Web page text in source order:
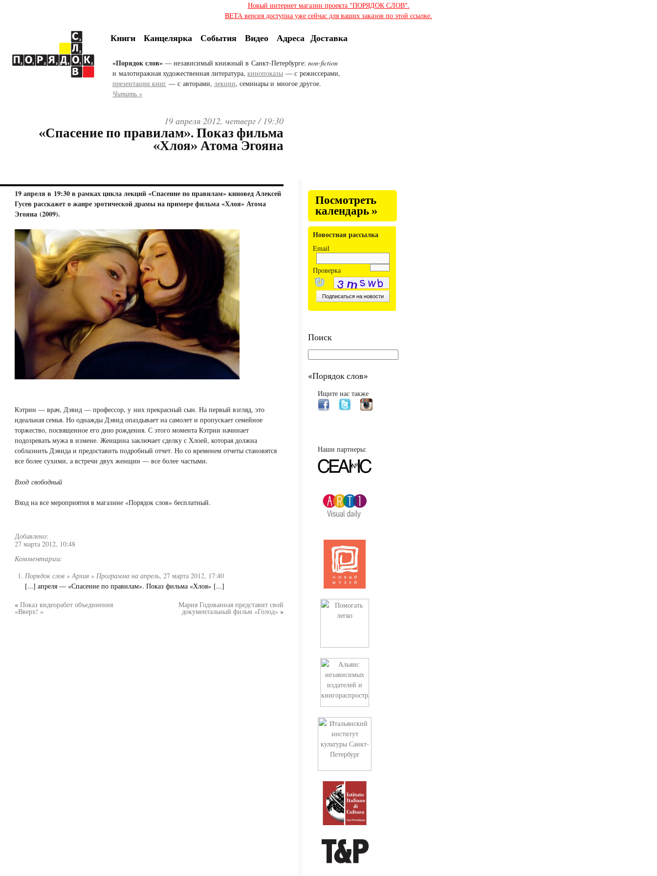
Новый интернет магазин проекта "ПОРЯДОК СЛОВ".
BETA версия доступна уже сейчас для ваших заказов по этой ссылке.
Книги Канцелярка События Видео Адреса Доставка
«Порядок слов» — независимый книжный в Санкт-Петербурге: non-fiction
и малотиражная художественная литература, кинопоказы — с режиссерами,
презентации книг — с авторами, лекции, семинары и многое другое.
Читать »
19 апреля 2012, четверг /19:30
«Спасение по правилам». Показ фильма
«Хлоя» Атома Эгояна
19 апреля в 19:30 в рамках цикла лекций «Спасение по правилам» киновед Алексей
Гусев расскажет о жанре эротической драмы на примере фильма «Хлоя» Атома
Эгояна (2009).
Кэтрин — врач, Дэвид — профессор, у них прекрасный сын. На первый взгляд, это
идеальная семья. Но однажды Дэвид опаздывает на самолет и пропускает семейное
торжество, посвященное его дню рождения. С этого момента Кэтрин начинает
подозревать мужа в измене. Женщина заключает сделку с Хлоей, которая должна
соблазнить Дэвида и предоставить подробный отчет. Но со временем отчеты становятся
все более сухими, а встречи двух женщин — все более частыми.
Вход свободный
Вход на все мероприятия в магазине «Порядок слов» бесплатный.
Добавлено:
27 марта 2012, 10:48
Комментарии:
Порядок слов » Архив » Программа на апрель,27 марта 2012, 17:40
[...] апреля — «Спасение по правилам». Показ фильма «Хлоя» [...]
« Показ видеоработ объединения
«Вверх! »
Мария Годованная представит свой
документальный фильм «Голод» »
Посмотреть
календарь »
Новостная рассылка
Email
Проверка
Поиск
«Порядок слов»
Ищите нас также
Наши партнеры: